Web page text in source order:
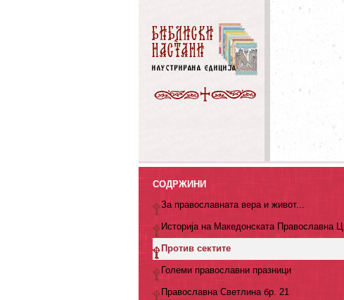
СОДРЖИНИ
За православната вера и живот...
Историја на Македонската Православна
Против сектите
Големи православни празници
Православна Светлина бр. 21